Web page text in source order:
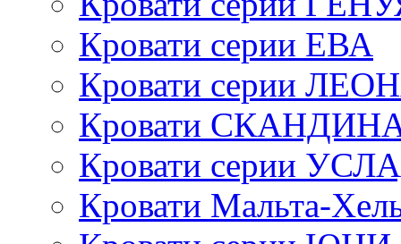
Кровати серии ЕВА
Кровати серии
Кровати
Кровати серии
Кровати Мальта-